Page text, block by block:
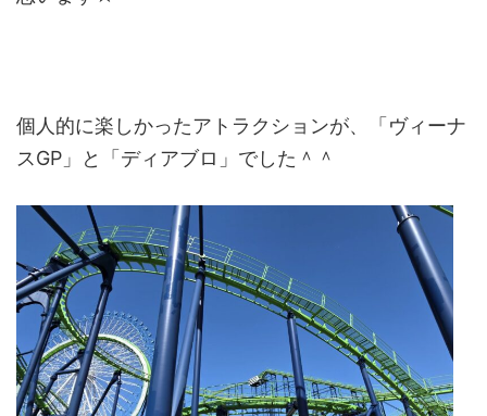
個人的に楽しかったアトラクションが、「ヴィーナ
スGP」と「ディアブロ」でした＾＾